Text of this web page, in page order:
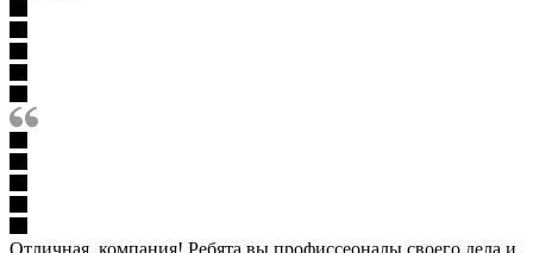
Отличная, компания! Ребята вы профиссеоналы своего дела и